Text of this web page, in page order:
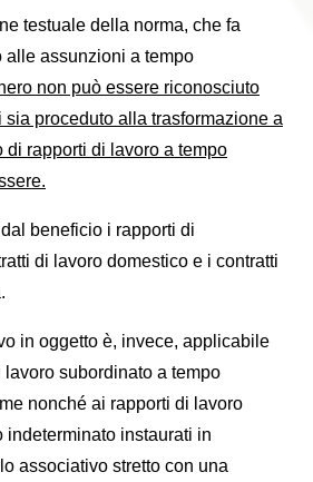
testuale della norma, che fa
alle assunzioni a tempo
non può essere riconosciuto
proceduto alla trasformazione a
di rapporti di lavoro a tempo
beneficio i rapporti di
di lavoro domestico e i contratti
in oggetto è, invece, applicabile
subordinato a tempo
nonché ai rapporti di lavoro
indeterminato instaurati in
associativo stretto con una